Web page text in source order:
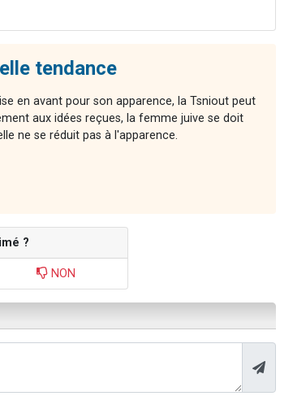
tendance
en avant pour son apparence, la Tsniout peut
aux idées reçues, la femme juive se doit
ne se réduit pas à l'apparence.
?
NON